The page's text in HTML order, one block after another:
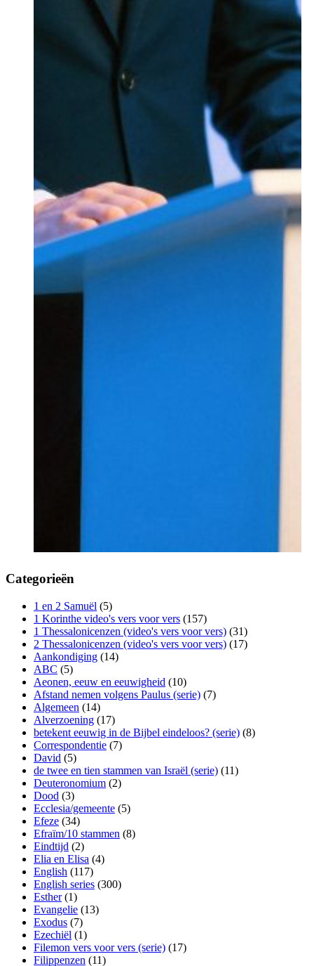
Categorieën
1 en 2 Samuël (5)
1 Korinthe video's vers voor vers (157)
1 Thessalonicenzen (video's vers voor vers) (31)
2 Thessalonicenzen (video's vers voor vers) (17)
Aankondiging (14)
ABC (5)
Aeonen, eeuw en eeuwigheid (10)
Afstand nemen volgens Paulus (serie) (7)
Algemeen (14)
Alverzoening (17)
betekent eeuwig in de Bijbel eindeloos? (serie) (8)
Correspondentie (7)
David (5)
de twee en tien stammen van Israël (serie) (11)
Deuteronomium (2)
Dood (3)
Ecclesia/gemeente (5)
Efeze (34)
Efraïm/10 stammen (8)
Eindtijd (2)
Elia en Elisa (4)
English (117)
English series (300)
Esther(1)
Evangelie (13)
Exodus (7)
Ezechiël (1)
Filemon vers voor vers (serie) (17)
Filippenzen (11)